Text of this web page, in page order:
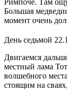
Большая
момент очень
День седьмой
Двигаемся
местный лама
волшебного
стоящим на